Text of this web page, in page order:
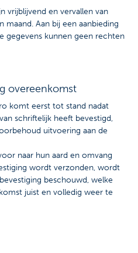
vrijblijvend en vervallen van
Aan bij een aanbieding
gegevens kunnen geen rechten
overeenkomst
komt eerst tot stand nadat
schriftelijk heeft bevestigd,
uitvoering aan de
naar hun aard en omvang
wordt verzonden, wordt
beschouwd, welke
juist en volledig weer te